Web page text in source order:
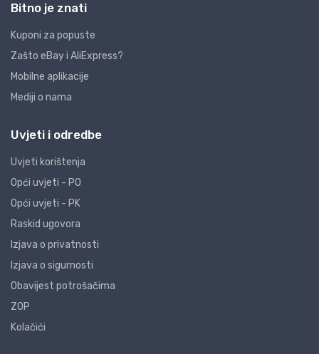
Bitno je znati
Kuponi za popuste
Zašto eBay i AliExpress?
Mobilne aplikacije
Mediji o nama
Uvjeti i odredbe
Uvjeti korištenja
Opći uvjeti - PO
Opći uvjeti - PK
Raskid ugovora
Izjava o privatnosti
Izjava o sigurnosti
Obavijest potrošačima
ZOP
Kolačići